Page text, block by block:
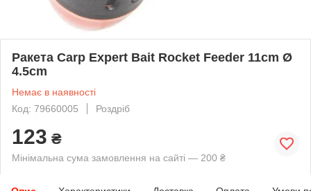
Ракета Carp Expert Bait Rocket Feeder 11cm Ø
4.5cm
Немає в наявності
Код: 79660005
Роздріб
123 ₴
Мінімальна сума замовлення на сайті — 200 ₴